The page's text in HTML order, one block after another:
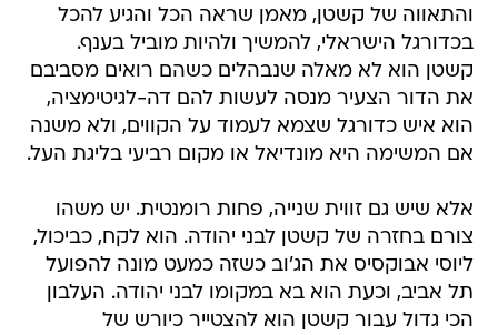
והתאווה של קשטן, מאמן שראה הכל והגיע להכל
בכדורגל הישראלי, להמשיך ולהיות מוביל בענף.
קשטן הוא לא מאלה שנבהלים כשהם רואים מסביבם
את הדור הצעיר מנסה לעשות להם דה-לגיטימציה,
הוא איש כדורגל שצמא לעמוד על הקווים, ולא משנה
אם המשימה היא מונדיאל או מקום רביעי בליגת העל.
אלא שיש גם זווית שנייה, פחות רומנטית. יש משהו
צורם בחזרה של קשטן לבני יהודה. הוא לקח, כביכול,
ליוסי אבוקסיס את הג'וב כשזה כמעט מונה להפועל
תל אביב, וכעת הוא בא במקומו לבני יהודה. העלבון
הכי גדול עבור קשטן הוא להצטייר כיורש של